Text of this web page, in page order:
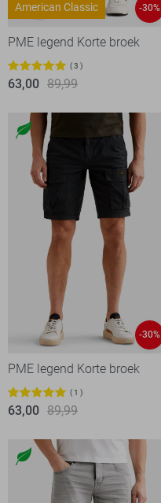
American Classic -30%
PME legend Korte broek
3
63,00 89,99
-30%
PME legend Korte broek
1
63,00 89,99